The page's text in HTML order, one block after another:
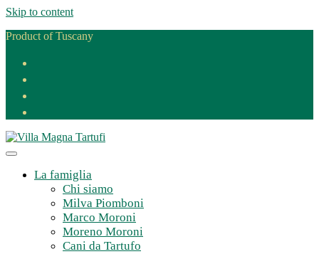
Skip to content
Product of Tuscany
La famiglia
Chi siamo
Milva Piomboni
Marco Moroni
Moreno Moroni
Cani da Tartufo